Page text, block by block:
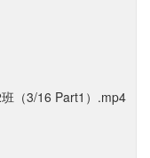
（3/16 Part1）.mp4